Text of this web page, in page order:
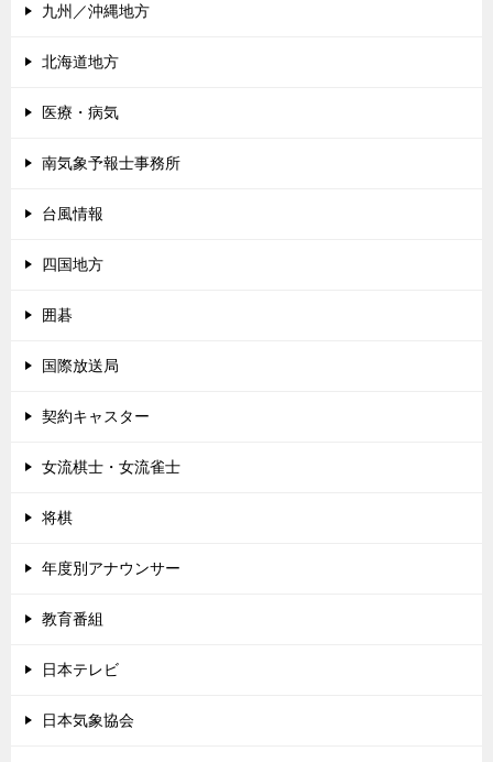
九州／沖縄地方
北海道地方
医療・病気
南気象予報士事務所
台風情報
四国地方
囲碁
国際放送局
契約キャスター
女流棋士・女流雀士
将棋
年度別アナウンサー
教育番組
日本テレビ
日本気象協会